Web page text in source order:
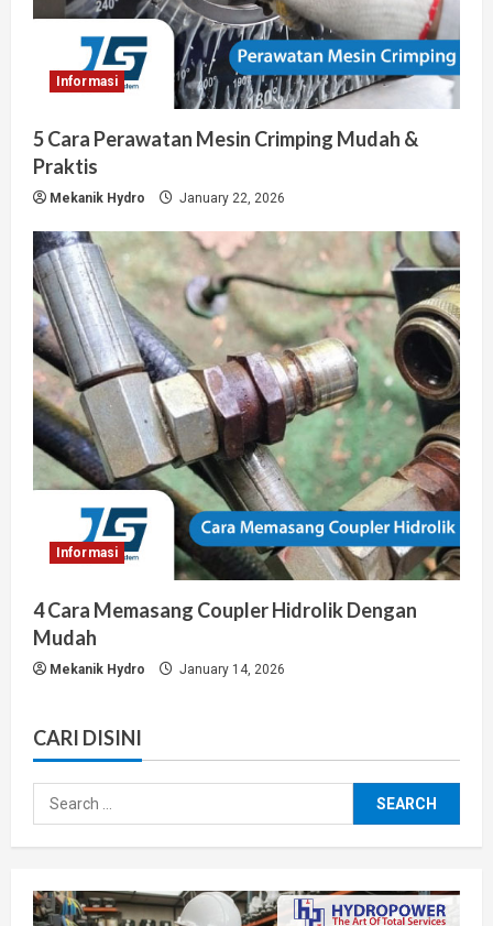
Informasi
5 Cara Perawatan Mesin Crimping Mudah &
Praktis
Mekanik Hydro January 22, 2026
Informasi
4 Cara Memasang Coupler Hidrolik Dengan
Mudah
Mekanik Hydro January 14, 2026
CARI DISINI
Search
for: